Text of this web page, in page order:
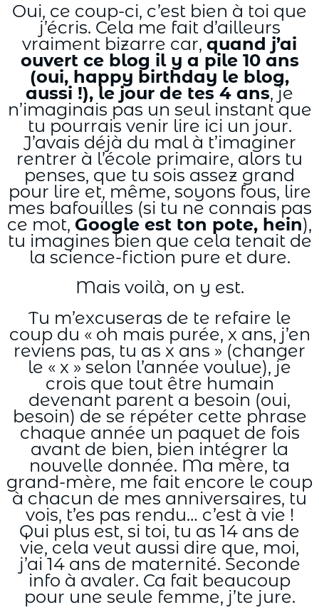
Oui, ce coup-ci, c’est bien à toi que
j’écris. Cela me fait d’ailleurs
vraiment bizarre car, quand j’ai
ouvert ce blog il y a pile 10 ans
(oui, happy birthday le blog,
aussi !), le jour de tes 4 ans, je
n’imaginais pas un seul instant que
tu pourrais venir lire ici un jour.
J’avais déjà du mal à t’imaginer
rentrer à l’école primaire, alors tu
penses, que tu sois assez grand
pour lire et, même, soyons fous, lire
mes bafouilles (si tu ne connais pas
ce mot, Google est ton pote, hein),
tu imagines bien que cela tenait de
la science-fiction pure et dure.
Mais voilà, on y est.
Tu m’excuseras de te refaire le
coup du « oh mais purée, x ans, j’en
reviens pas, tu as x ans » (changer
le « x » selon l’année voulue), je
crois que tout être humain
devenant parent a besoin (oui,
besoin) de se répéter cette phrase
chaque année un paquet de fois
avant de bien, bien intégrer la
nouvelle donnée. Ma mère, ta
grand-mère, me fait encore le coup
à chacun de mes anniversaires, tu
vois, t’es pas rendu… c’est à vie !
Qui plus est, si toi, tu as 14 ans de
vie, cela veut aussi dire que, moi,
j’ai 14 ans de maternité. Seconde
info à avaler. Ca fait beaucoup
pour une seule femme, j’te jure.